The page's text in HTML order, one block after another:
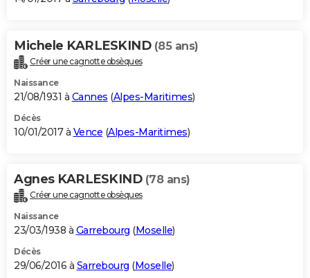
Michele KARLESKIND (85 ans)
Créer une cagnotte obsèques
Naissance
21/08/1931 à Cannes (Alpes-Maritimes)
Décès
10/01/2017 à Vence (Alpes-Maritimes)
Agnes KARLESKIND (78 ans)
Créer une cagnotte obsèques
Naissance
23/03/1938 à Garrebourg (Moselle)
Décès
29/06/2016 à Sarrebourg (Moselle)